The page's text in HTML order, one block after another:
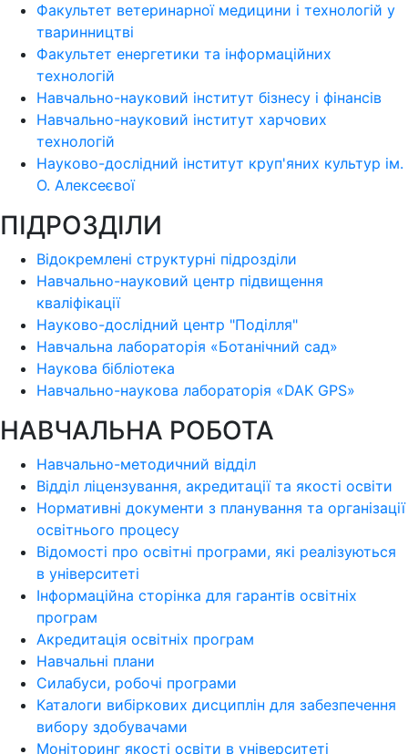
Факультет ветеринарної медицини і технологій у
тваринництві
Факультет енергетики та інформаційних
технологій
Навчально-науковий інститут бізнесу і фінансів
Навчально-науковий інститут харчових
технологій
Науково-дослідний інститут круп'яних культур ім.
О. Алексеєвої
ПІДРОЗДІЛИ
Відокремлені структурні підрозділи
Навчально-науковий центр підвищення
кваліфікації
Науково-дослідний центр "Поділля"
Навчальна лабораторія «Ботанічний сад»
Наукова бібліотека
Навчально-наукова лабораторія «DAK GPS»
НАВЧАЛЬНА РОБОТА
Навчально-методичний відділ
Відділ ліцензування, акредитації та якості освіти
Нормативні документи з планування та організації
освітнього процесу
Відомості про освітні програми, які реалізуються
в університеті
Інформаційна сторінка для гарантів освітніх
програм
Акредитація освітніх програм
Навчальні плани
Силабуси, робочі програми
Каталоги вибіркових дисциплін для забезпечення
вибору здобувачами
Моніторинг якості освіти в університеті